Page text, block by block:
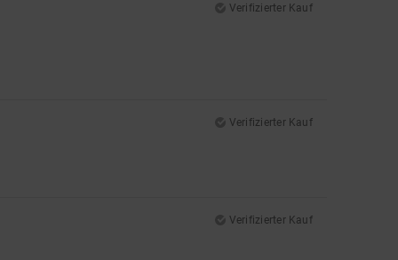
Verifizierter Kauf
Verifizierter Kauf
Verifizierter Kauf